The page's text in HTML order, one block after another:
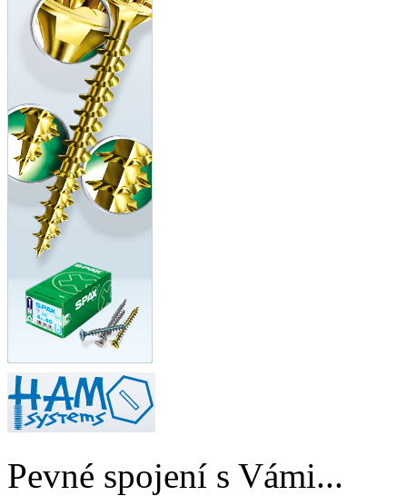
Pevné spojení s Vámi...